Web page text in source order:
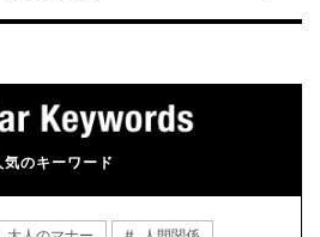
気のキーワード